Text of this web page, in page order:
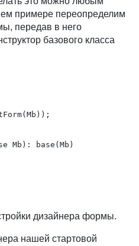
примере переопределим
передав в него
базового класса
Mb): base(Mb)
дизайнера формы.
нашей стартовой